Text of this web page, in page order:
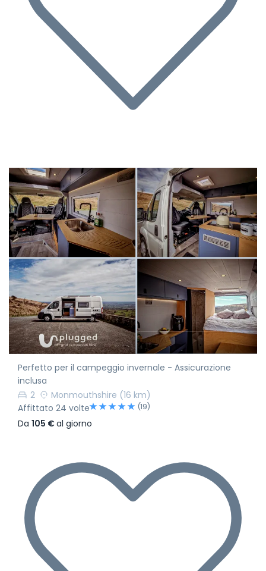
Perfetto per il campeggio invernale - Assicurazione
inclusa
2
Monmouthshire (16 km)
Affittato 24 volte
(19)
Da 105 €al giorno